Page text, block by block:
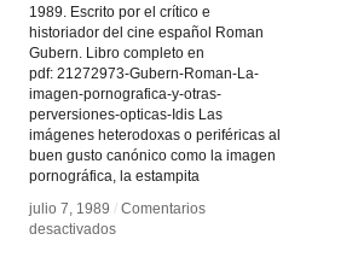
1989. Escrito por el crítico e
historiador del cine español Roman
Gubern. Libro completo en
pdf: 21272973-Gubern-Roman-La-
imagen-pornografica-y-otras-
perversiones-opticas-Idis Las
imágenes heterodoxas o periféricas al
buen gusto canónico como la imagen
pornográfica, la estampita
julio 7, 1989 / Comentarios
desactivadosen
julio 7, 1989 / Comentarios
desactivadosen